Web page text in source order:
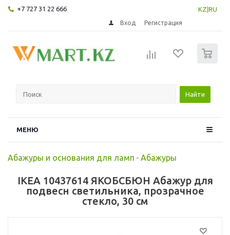
+7 727 31 22 666 KZ RU
Вход Регистрация
Найти
МЕНЮ
Абажуры и основания для ламп - Абажуры
IKEA 10437614 ЯКОБСБЮН Абажур для
подвесн светильника, прозрачное
стекло, 30 см